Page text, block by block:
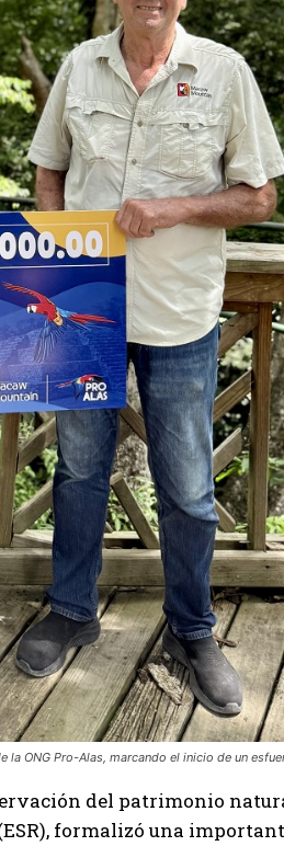
ONG Pro-Alas, marcando el inicio de un
del patrimonio
formalizó una